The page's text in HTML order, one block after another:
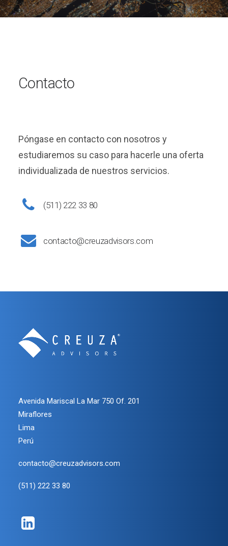
Contacto
Póngase en contacto con nosotros y
estudiaremos su caso para hacerle una oferta
individualizada de nuestros servicios.
(511) 222 33 80
contacto@creuzadvisors.com
Avenida Mariscal La Mar 750 Of. 201
Miraflores
Lima
Perú
contacto@creuzadvisors.com
(511) 222 33 80